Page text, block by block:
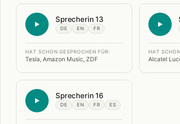
Sprecherin 13
DE EN FR
HAT SCHON GESPROCHEN FÜR:
Tesla, Amazon Music, ZDF
HAT
Alcatel
Sprecherin 16
DE EN FR ES